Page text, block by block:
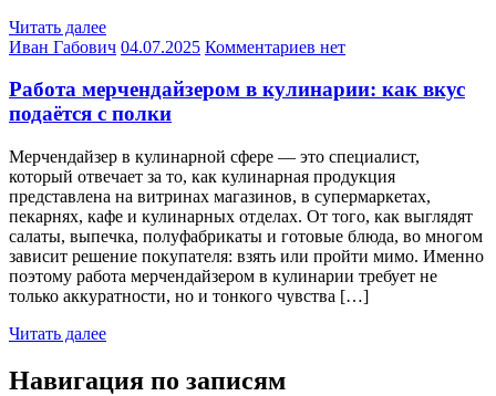
Читать далее
Иван Габович 04.07.2025 Комментариев нет
Работа мерчендайзером в кулинарии: как вкус
подаётся с полки
Мерчендайзер в кулинарной сфере — это специалист,
который отвечает за то, как кулинарная продукция
представлена на витринах магазинов, в супермаркетах,
пекарнях, кафе и кулинарных отделах. От того, как выглядят
салаты, выпечка, полуфабрикаты и готовые блюда, во многом
зависит решение покупателя: взять или пройти мимо. Именно
поэтому работа мерчендайзером в кулинарии требует не
только аккуратности, но и тонкого чувства […]
Читать далее
Навигация по записям